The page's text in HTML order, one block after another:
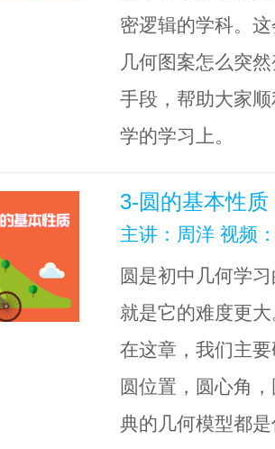
密逻辑的学科。
几何图案怎么突
手段，帮助大家
学的学习上。
3-圆的基本性质
主讲：周洋 视频
圆是初中几何学
就是它的难度更
在这章，我们主
圆位置，圆心角
典的几何模型都